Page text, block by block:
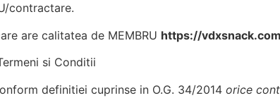
contractare.
are calitatea de MEMBRU https://vdxsnack.com
si Conditii
definitiei cuprinse in O.G. 34/2014 orice